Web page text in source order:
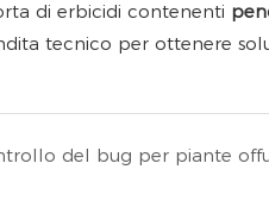
di erbicidi contenenti
tecnico per ottenere